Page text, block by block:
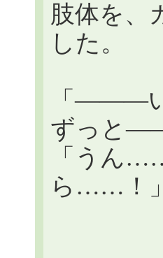
肢体を、
した。
「―――
ずっと
「うん
ら……！」